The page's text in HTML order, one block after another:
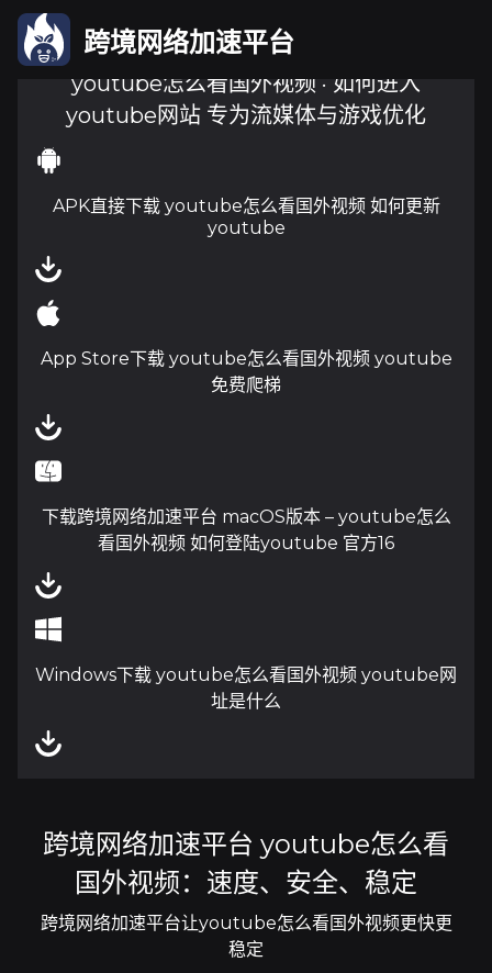
跨境网络加速平台
youtube怎么看国外视频 · 如何进入
youtube网站 专为流媒体与游戏优化
APK直接下载 youtube怎么看国外视频 如何更新
youtube
App Store下载 youtube怎么看国外视频 youtube
免费爬梯
下载跨境网络加速平台 macOS版本 – youtube怎么
看国外视频 如何登陆youtube 官方16
Windows下载 youtube怎么看国外视频 youtube网
址是什么
跨境网络加速平台 youtube怎么看
国外视频：速度、安全、稳定
跨境网络加速平台让youtube怎么看国外视频更快更
稳定